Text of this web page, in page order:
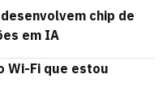
chip de
em IA
Wi-Fi que estou